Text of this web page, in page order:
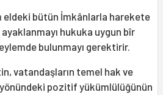
eldeki bütün İmkânlarla harekete
hukuka uygun bîr
bulunmayı gerektirir.
vatandaşların temel hak ve
pozitif yükümlülüğünün